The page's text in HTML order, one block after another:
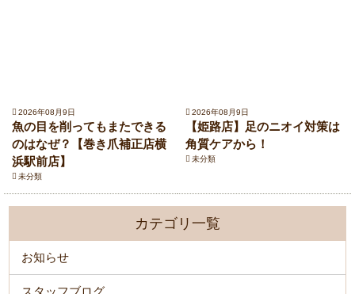
2026年08月9日
魚の目を削ってもまたできる
のはなぜ？【巻き爪補正店横
浜駅前店】
未分類
2026年08月9日
【姫路店】足のニオイ対策は
角質ケアから！
未分類
カテゴリ一覧
お知らせ
スタッフブログ